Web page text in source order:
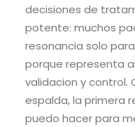
decisiones de
potente: muchos
resonancia solo
porque representa
validacion y control.
espalda, la primera
puedo hacer para